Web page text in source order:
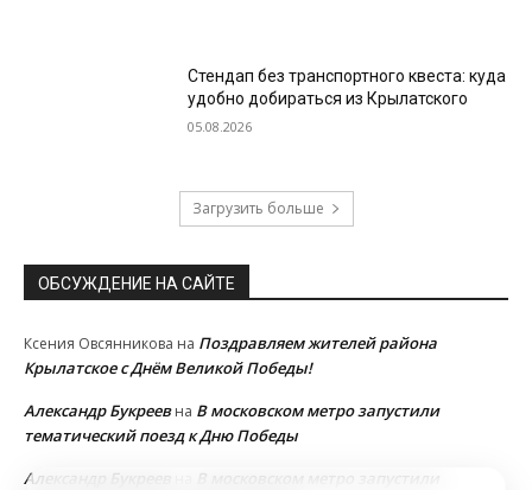
Стендап без транспортного квеста: куда
удобно добираться из Крылатского
05.08.2026
Загрузить больше
ОБСУЖДЕНИЕ НА САЙТЕ
Ксения Овсянникова на Поздравляем жителей района
Крылатское с Днём Великой Победы!
Александр Букреевна В московском метро запустили
тематический поезд к Дню Победы
Александр Букреев
В московском метро запустили